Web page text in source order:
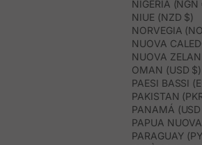
NIGERIA
NIUE (NZD $)
NORVEGIA
NUOVA
NUOVA
OMAN (USD $)
PAESI BASSI
PAKISTAN
PANAMÁ
PAPUA
PARAGUAY